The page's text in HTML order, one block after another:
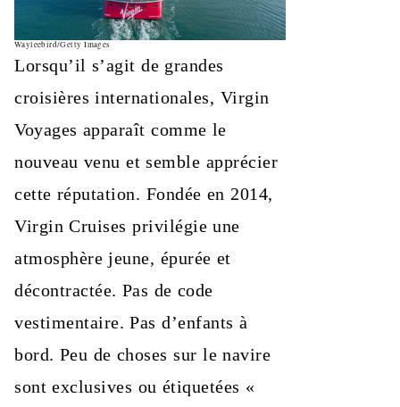
Wayleebird/Getty Images
Lorsqu’il s’agit de grandes
croisières internationales, Virgin
Voyages apparaît comme le
nouveau venu et semble apprécier
cette réputation. Fondée en 2014,
Virgin Cruises privilégie une
atmosphère jeune, épurée et
décontractée. Pas de code
vestimentaire. Pas d’enfants à
bord. Peu de choses sur le navire
sont exclusives ou étiquetées «